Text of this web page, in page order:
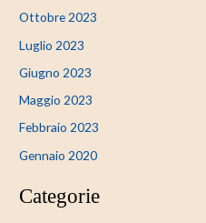
Ottobre 2023
Luglio 2023
Giugno 2023
Maggio 2023
Febbraio 2023
Gennaio 2020
Categorie